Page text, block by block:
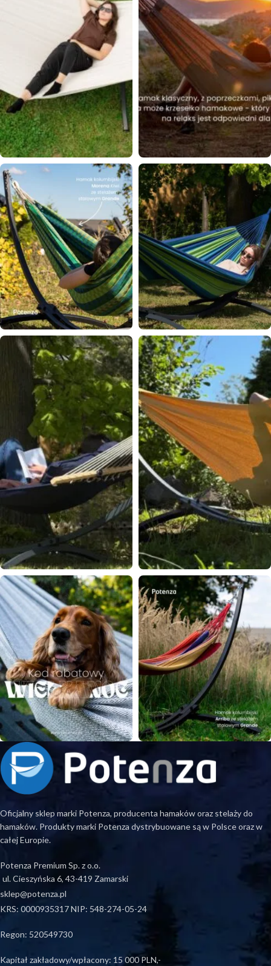
Oficjalny sklep marki Potenza, producenta hamaków oraz stelaży do
hamaków. Produkty marki Potenza dystrybuowane są w Polsce oraz w
całej Europie.
Potenza Premium Sp. z o.o.
ul. Cieszyńska 6, 43-419 Zamarski
sklep@potenza.pl
KRS: 0000935317 NIP: 548-274-05-24
Regon: 520549730
Kapitał zakładowy/wpłacony: 15 000 PLN,-